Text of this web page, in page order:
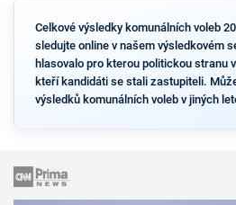
Celkové výsledky komunálních voleb
sledujte online v našem výsledkovém
hlasovalo pro kterou politickou stranu
kteří kandidáti se stali zastupiteli.
výsledků komunálních voleb v jiných